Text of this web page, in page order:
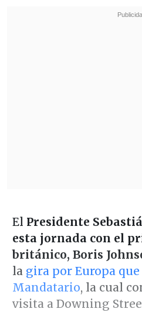
El Presidente
esta jornada con el
británico, Boris
la gira por Europa
Mandatario, la cual
visita a Downing